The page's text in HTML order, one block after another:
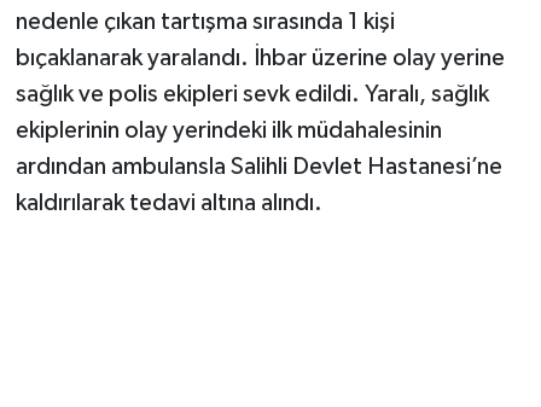
nedenle çıkan tartışma sırasında 1 kişi
bıçaklanarak yaralandı. İhbar üzerine olay yerine
sağlık ve polis ekipleri sevk edildi. Yaralı, sağlık
ekiplerinin olay yerindeki ilk müdahalesinin
ardından ambulansla Salihli Devlet Hastanesi’ne
kaldırılarak tedavi altına alındı.